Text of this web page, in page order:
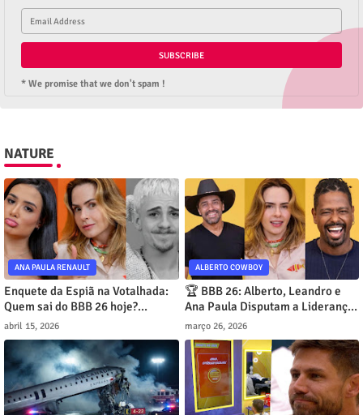
* We promise that we don't spam !
NATURE
ANA PAULA RENAULT
Enquete da Espiã na Votalhada:
Quem sai do BBB 26 hoje?
Jordana lidera com 60%
abril 15, 2026
ALBERTO COWBOY
🏆 BBB 26: Alberto, Leandro e
Ana Paula Disputam a Liderança
no Modo Turbo!
março 26, 2026